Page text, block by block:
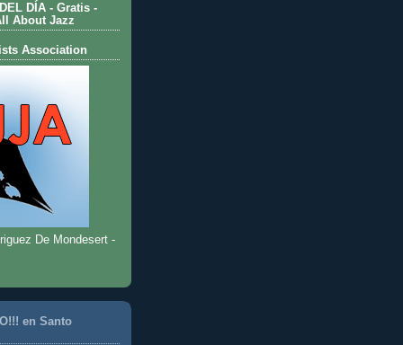
DÍA - Gratis -
About Jazz
Association
De Mondesert -
en Santo